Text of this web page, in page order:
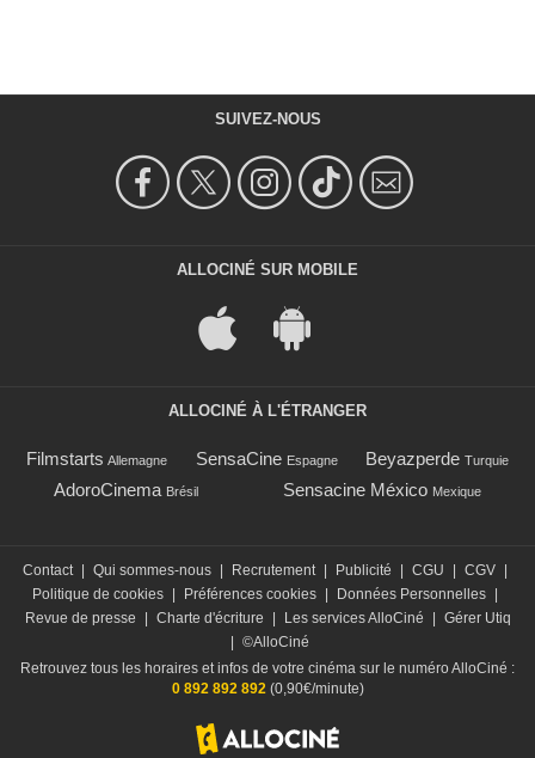
SUIVEZ-NOUS
ALLOCINÉ SUR MOBILE
ALLOCINÉ À L'ÉTRANGER
Filmstarts Allemagne SensaCine Espagne Beyazperde Turquie
AdoroCinema Brésil Sensacine México Mexique
Contact Qui sommes-nous Recrutement Publicité CGU CGV
Politique de cookies
Préférences cookies Données Personnelles
Revue de presse
Charte d'écriture Les services AlloCiné
Gérer Utiq
©AlloCiné
Retrouvez tous les horaires et infos de votre cinéma sur le numéro AlloCiné :
0 892 892 892(0,90€/minute)